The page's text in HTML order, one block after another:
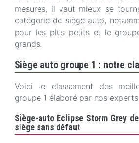
mesures, il vaut mieux se
catégorie de siège auto,
pour les plus petits et le
grands.
Siège auto groupe 1 : notre
Voici le classement des
groupe 1 élaboré par nos experts
Siège-auto Eclipse Storm Grey
siège sans défaut